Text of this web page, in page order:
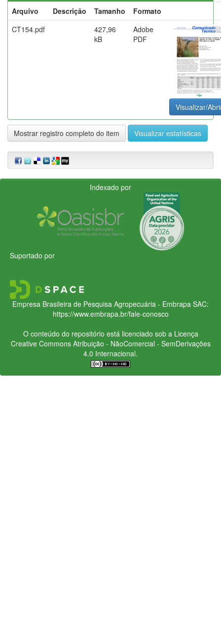
Arquivo
Descrição Tamanho
Formato
CT154.pdf
427,96
kB
Adobe
PDF
Visualizar/
Mostrar registro completo do item Visualizar estatísticas
Indexado por
Suportado por
Empresa Brasileira de Pesquisa Agropecuária - Embrapa SAC:
https://www.embrapa.br/fale-conosco
O conteúdo do repositório está licenciado sob a Licença
Creative CommonsAtribuição - NãoComercial - SemDerivações
4.0 Internacional.